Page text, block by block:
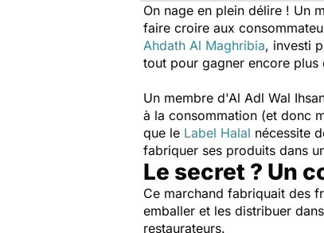
On nage en plein délire ! Un
faire croire aux
Ahdath Al Maghribia, investi
tout pour gagner encore plus
Un membre d'Al Adl Wal
à la consommation (et donc
que le Label Halal nécessite
fabriquer ses produits dans
Le secret ? Un
Ce marchand fabriquait des
emballer et les distribuer
restaurateurs.